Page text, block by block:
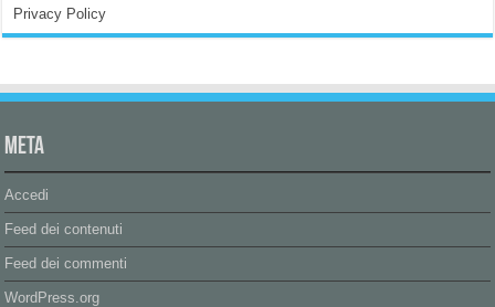
Privacy Policy
Meta
Accedi
Feed dei contenuti
Feed dei commenti
WordPress.org